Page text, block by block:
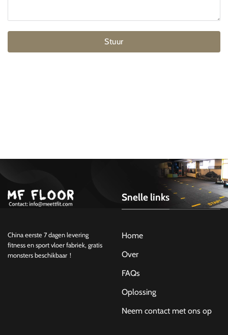
Stuur
China eerste 7 dagen levering
fitness en sport vloer fabriek, gratis
monsters beschikbaar！
Snelle links
Home
Over
FAQs
Oplossing
Neem contact met ons op